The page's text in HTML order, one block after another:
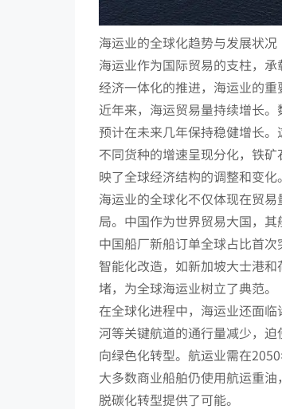
海运业的全球化趋势与发展状况
海运业作为国际贸易的支柱，
经济一体化的推进，海运业的重
近年来，海运贸易量持续增长
预计在未来几年保持稳健增长
不同货种的增速呈现分化，铁
映了全球经济结构的调整和变化。
海运业的全球化不仅体现在贸
局。中国作为世界贸易大国，
中国船厂新船订单全球占比首
智能化改造，如新加坡大士港
堵，为全球海运业树立了典范。
在全球化进程中，海运业还面
河等关键航道的通行量减少，
向绿色化转型。航运业需在
大多数商业船舶仍使用航运重
脱碳化转型提供了可能。